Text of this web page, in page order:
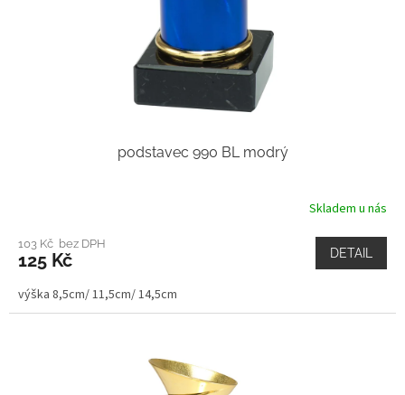
podstavec 990 BL modrý
Skladem u nás
103 Kč bez DPH
125 Kč DETAIL
výška 8,5cm/ 11,5cm/ 14,5cm